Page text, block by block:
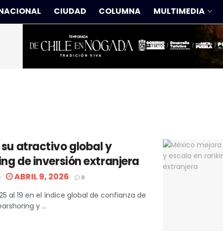
CIUDAD COLUMNA MULTIMEDIA
atractivo global y
de inversión extranjera
ABRIL 9, 2026 0
al 19 en el índice global de confianza de
y ...